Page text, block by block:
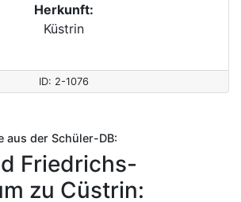
Herkunft:
Küstrin
ID: 2-1076
aus der Schüler-DB:
Friedrichs-
zu Cüstrin: